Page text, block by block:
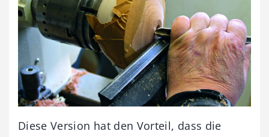
Diese Version hat den Vorteil, dass die